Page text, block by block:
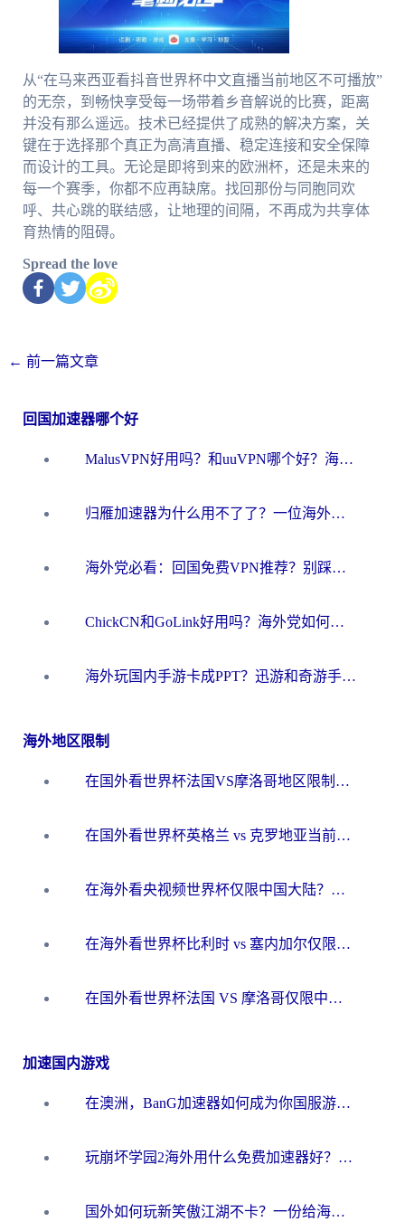
从“在马来西亚看抖音世界杯中文直播当前地区不可播放”
的无奈，到畅快享受每一场带着乡音解说的比赛，距离
并没有那么遥远。技术已经提供了成熟的解决方案，关
键在于选择那个真正为高清直播、稳定连接和安全保障
而设计的工具。无论是即将到来的欧洲杯，还是未来的
每一个赛季，你都不应再缺席。找回那份与同胞同欢
呼、共心跳的联结感，让地理的间隔，不再成为共享体
育热情的阻碍。
Spread the love
← 前一篇文章
回国加速器哪个好
MalusVPN好用吗？和uuVPN哪个好？海外党无缝访问国内资源的真实对比与选择指南
归雁加速器为什么用不了了？一位海外游子的真实困惑与技术解答
海外党必看：回国免费VPN推荐？别踩坑！教你选对加速器无缝刷国内资源
ChickCN和GoLink好用吗？海外党如何选对回国加速器
海外玩国内手游卡成PPT？迅游和奇游手游哪个好？一篇讲透回国加速器怎么选
海外地区限制
在国外看世界杯法国VS摩洛哥地区限制？这篇指南让你流畅看中文解说无压力
在国外看世界杯英格兰 vs 克罗地亚当前地区不可播放？这篇指南帮你搞定所有海外观赛难题
在海外看央视频世界杯仅限中国大陆？这篇指南帮你解锁中文解说+无卡顿直播
在海外看世界杯比利时 vs 塞内加尔仅限中国大陆？我找到了最流畅的中文解说之路
在国外看世界杯法国 VS 摩洛哥仅限中国大陆？海外党这样看中文解说赛事不卡顿
加速国内游戏
在澳洲，BanG加速器如何成为你国服游戏的“时光机”？
玩崩坏学园2海外用什么免费加速器好？2026海外党亲测国服游戏加速指南
国外如何玩新笑傲江湖不卡？一份给海外游子的终极网络指南